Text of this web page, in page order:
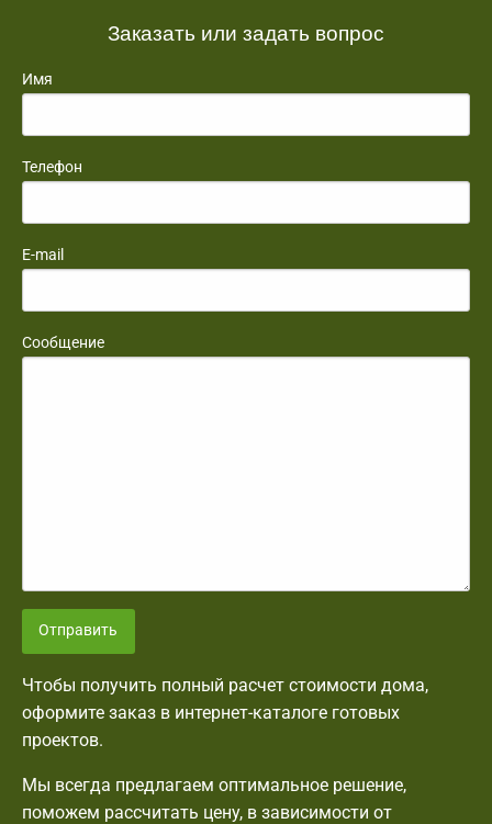
Заказать или задать вопрос
Имя
Телефон
E-mail
Сообщение
Отправить
Чтобы получить полный расчет стоимости дома,
оформите заказ в интернет-каталоге готовых
проектов.
Мы всегда предлагаем оптимальное решение,
поможем рассчитать цену, в зависимости от